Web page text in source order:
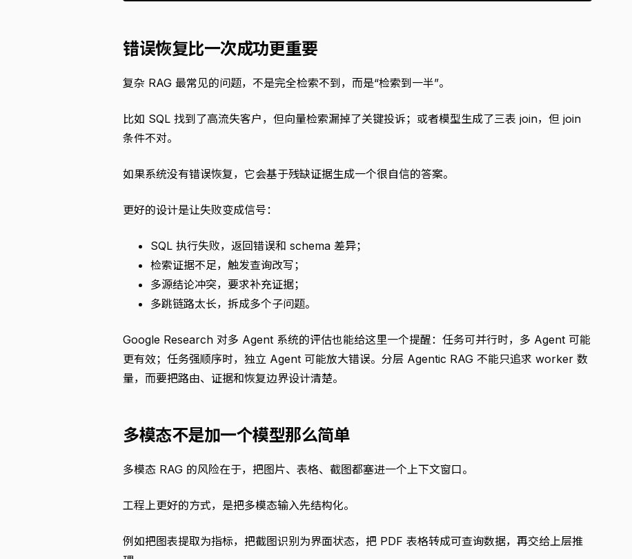
错误恢复比一次成功更重要
复杂 RAG 最常见的问题，不是完全检索不到，而是“检索到一半”。
比如 SQL 找到了高流失客户，但向量检索漏掉了关键投诉；或者模型生成了三表 join，但 join
条件不对。
如果系统没有错误恢复，它会基于残缺证据生成一个很自信的答案。
更好的设计是让失败变成信号：
SQL 执行失败，返回错误和 schema 差异；
检索证据不足，触发查询改写；
多源结论冲突，要求补充证据；
多跳链路太长，拆成多个子问题。
Google Research 对多 Agent 系统的评估也能给这里一个提醒：任务可并行时，多 Agent 可能
更有效；任务强顺序时，独立 Agent 可能放大错误。分层 Agentic RAG 不能只追求 worker 数
量，而要把路由、证据和恢复边界设计清楚。
多模态不是加一个模型那么简单
多模态 RAG 的风险在于，把图片、表格、截图都塞进一个上下文窗口。
工程上更好的方式，是把多模态输入先结构化。
例如把图表提取为指标，把截图识别为界面状态，把 PDF 表格转成可查询数据，再交给上层推